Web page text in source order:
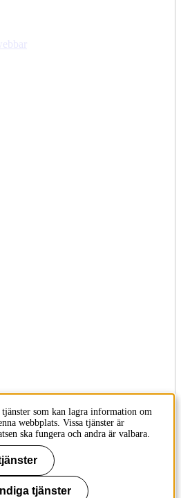
tjänster som kan lagra information om
webbplats. Vissa tjänster är
ska fungera och andra är valbara.
tjänster